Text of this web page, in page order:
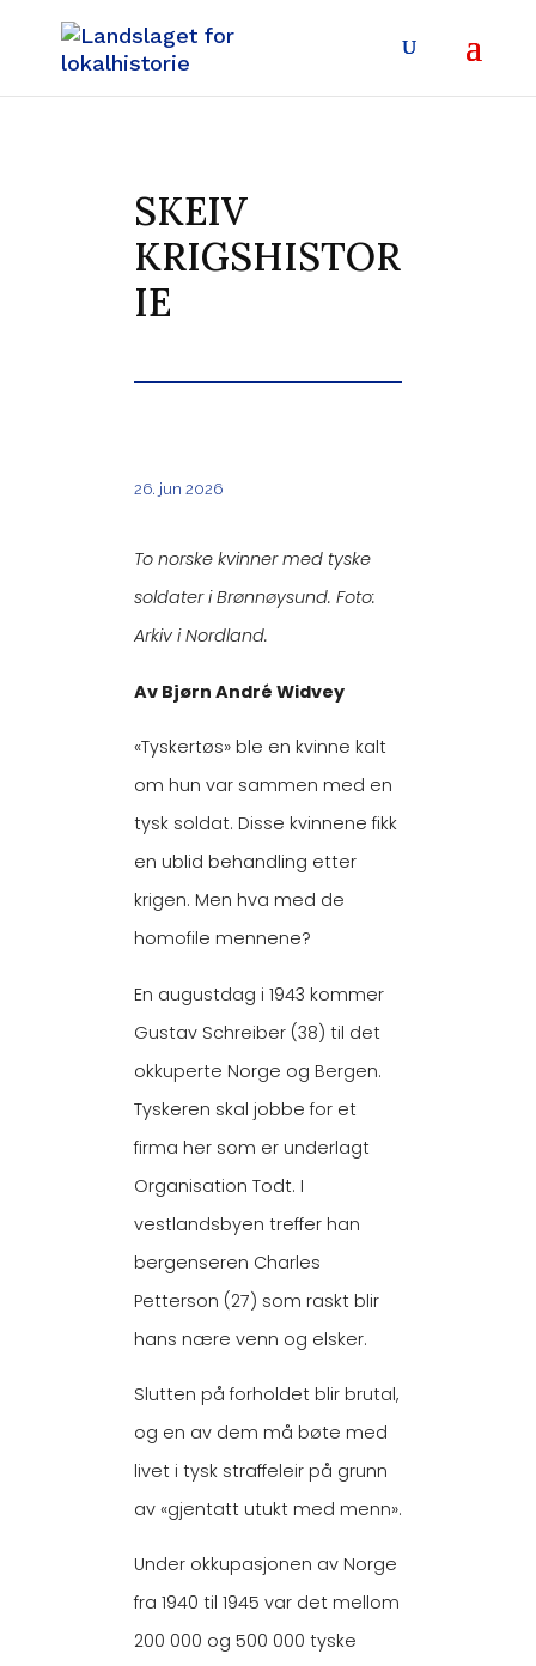
SKEIV
KRIGSHISTOR
IE
26. jun 2026
To norske kvinner med tyske
soldater i Brønnøysund. Foto:
Arkiv i Nordland.
Av Bjørn André Widvey
«Tyskertøs» ble en kvinne kalt
om hun var sammen med en
tysk soldat. Disse kvinnene fikk
en ublid behandling etter
krigen. Men hva med de
homofile mennene?
En augustdag i 1943 kommer
Gustav Schreiber (38) til det
okkuperte Norge og Bergen.
Tyskeren skal jobbe for et
firma her som er underlagt
Organisation Todt. I
vestlandsbyen treffer han
bergenseren Charles
Petterson (27) som raskt blir
hans nære venn og elsker.
Slutten på forholdet blir brutal,
og en av dem må bøte med
livet i tysk straffeleir på grunn
av «gjentatt utukt med menn».
Under okkupasjonen av Norge
fra 1940 til 1945 var det mellom
200 000 og 500 000 tyske